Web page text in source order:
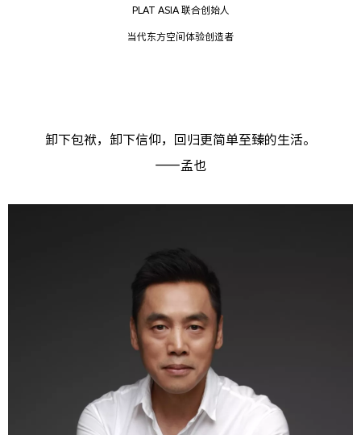
PLAT ASIA 联合创始人
当代东方空间体验创造者
卸下包袱，卸下信仰，回归更简单至臻的生活。
——孟也